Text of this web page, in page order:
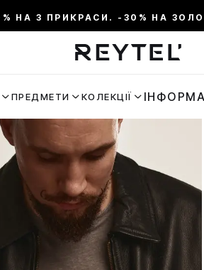
НА 3 ПРИКРАСИ. -30% НА
ПРЕДМЕТИ КОЛЕКЦІЇ